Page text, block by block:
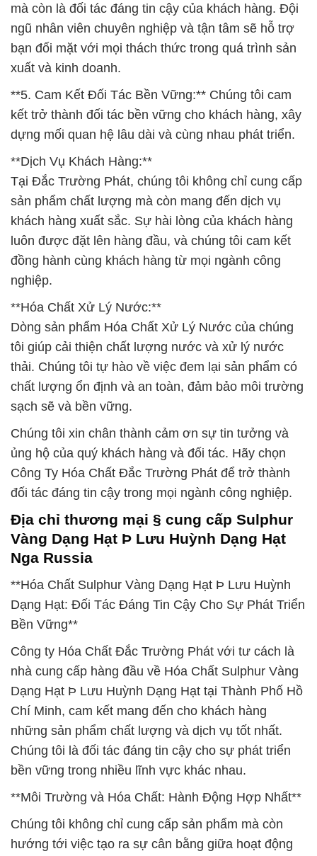
mà còn là đối tác đáng tin cậy của khách hàng. Đội
ngũ nhân viên chuyên nghiệp và tận tâm sẽ hỗ trợ
bạn đối mặt với mọi thách thức trong quá trình sản
xuất và kinh doanh.
**5. Cam Kết Đối Tác Bền Vững:** Chúng tôi cam
kết trở thành đối tác bền vững cho khách hàng, xây
dựng mối quan hệ lâu dài và cùng nhau phát triển.
**Dịch Vụ Khách Hàng:**
Tại Đắc Trường Phát, chúng tôi không chỉ cung cấp
sản phẩm chất lượng mà còn mang đến dịch vụ
khách hàng xuất sắc. Sự hài lòng của khách hàng
luôn được đặt lên hàng đầu, và chúng tôi cam kết
đồng hành cùng khách hàng từ mọi ngành công
nghiệp.
**Hóa Chất Xử Lý Nước:**
Dòng sản phẩm Hóa Chất Xử Lý Nước của chúng
tôi giúp cải thiện chất lượng nước và xử lý nước
thải. Chúng tôi tự hào về việc đem lại sản phẩm có
chất lượng ổn định và an toàn, đảm bảo môi trường
sạch sẽ và bền vững.
Chúng tôi xin chân thành cảm ơn sự tin tưởng và
ủng hộ của quý khách hàng và đối tác. Hãy chọn
Công Ty Hóa Chất Đắc Trường Phát để trở thành
đối tác đáng tin cậy trong mọi ngành công nghiệp.
Địa chỉ thương mại § cung cấp Sulphur
Vàng Dạng Hạt Þ Lưu Huỳnh Dạng Hạt
Nga Russia
**Hóa Chất Sulphur Vàng Dạng Hạt Þ Lưu Huỳnh
Dạng Hạt: Đối Tác Đáng Tin Cậy Cho Sự Phát Triển
Bền Vững**
Công ty Hóa Chất Đắc Trường Phát với tư cách là
nhà cung cấp hàng đầu về Hóa Chất Sulphur Vàng
Dạng Hạt Þ Lưu Huỳnh Dạng Hạt tại Thành Phố Hồ
Chí Minh, cam kết mang đến cho khách hàng
những sản phẩm chất lượng và dịch vụ tốt nhất.
Chúng tôi là đối tác đáng tin cậy cho sự phát triển
bền vững trong nhiều lĩnh vực khác nhau.
**Môi Trường và Hóa Chất: Hành Động Hợp Nhất**
Chúng tôi không chỉ cung cấp sản phẩm mà còn
hướng tới việc tạo ra sự cân bằng giữa hoạt động